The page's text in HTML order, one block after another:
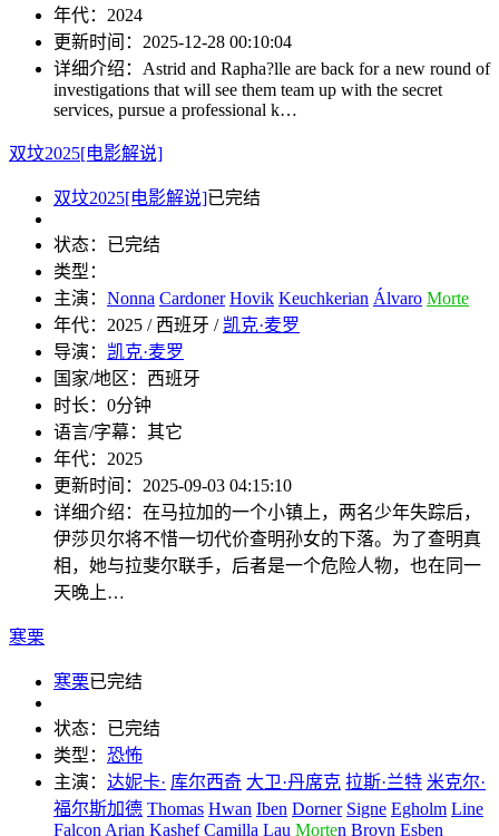
年代： 2024
更新时间： 2025-12-28 00:10:04
详细介绍： Astrid and Rapha?lle are back for a new round of
investigations that will see them team up with the secret
services, pursue a professional k…
双坟2025[电影解说]
双坟2025[电影解说]已完结
状态： 已完结
类型：
主演： Nonna Cardoner Hovik Keuchkerian Álvaro Morte
年代： 2025 / 西班牙 / 凯克·麦罗
导演： 凯克·麦罗
国家/地区： 西班牙
时长： 0分钟
语言/字幕： 其它
年代： 2025
更新时间： 2025-09-03 04:15:10
详细介绍： 在马拉加的一个小镇上，两名少年失踪后，
伊莎贝尔将不惜一切代价查明孙女的下落。为了查明真
相，她与拉斐尔联手，后者是一个危险人物，也在同一
天晚上…
寒栗
寒栗已完结
状态： 已完结
类型： 恐怖
主演： 达妮卡· 库尔西奇 大卫·丹席克 拉斯·兰特 米克尔·
福尔斯加德 Thomas Hwan Iben Dorner Signe Egholm Line
FalconArian Kashef Camilla Lau Morten Brovn Esben